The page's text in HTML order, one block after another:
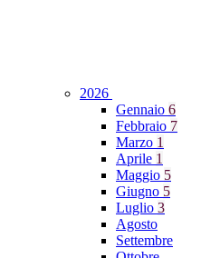
2026
Gennaio 6
Febbraio 7
Marzo 1
Aprile 1
Maggio 5
Giugno 5
Luglio 3
Agosto
Settembre